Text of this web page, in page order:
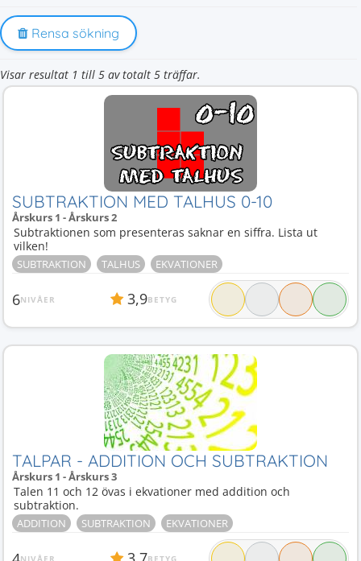
Rensa sökning
Visar resultat 1 till 5 av totalt 5 träffar.
SUBTRAKTION MED TALHUS 0-10
Årskurs 1 - Årskurs 2
Subtraktionen som presenteras saknar en siffra. Lista ut
vilken!
SUBTRAKTION TALHUS EKVATIONER
6NIVÅER 3,9BETYG
TALPAR - ADDITION OCH SUBTRAKTION
Årskurs 1 - Årskurs 3
Talen 11 och 12 övas i ekvationer med addition och
subtraktion.
ADDITION SUBTRAKTION EKVATIONER
NIVÅER BETYG